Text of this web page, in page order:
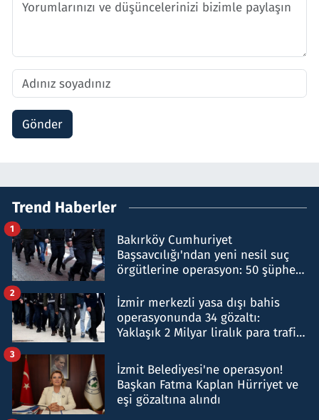
Gönder
Trend Haberler
Bakırköy Cumhuriyet
Başsavcılığı'ndan yeni nesil suç
örgütlerine operasyon: 50 şüpheli
1
İzmir merkezli yasa dışı bahis
operasyonunda 34 gözaltı:
Yaklaşık 2 Milyar liralık para trafiği
2
İzmit Belediyesi'ne operasyon!
Başkan Fatma Kaplan Hürriyet ve
eşi gözaltına alındı
3